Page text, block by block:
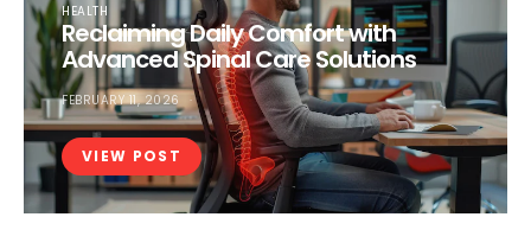
HEALTH
Reclaiming Daily Comfort with
Advanced Spinal Care Solutions
FEBRUARY 11, 2026
VIEW POST